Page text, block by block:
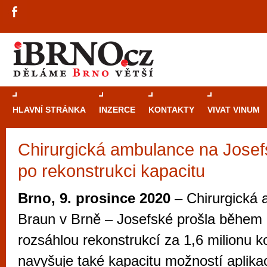
HLAVNÍ STRÁNKA INZERCE KONTAKTY VIVAT VINUM
Chirurgická ambulance na
po rekonstrukci kapacitu
Brno, 9. prosince 2020 – Chirurgická
Braun v Brně – Josefské prošla
rozsáhlou rekonstrukcí za 1,6 milionu
navyšuje také kapacitu možností
Průvodce
Brně: Od
Brno je
zajímavé
restaurace,
Mimo jiné je ale také místem, kde si